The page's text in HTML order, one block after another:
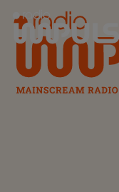
Radio Impuls